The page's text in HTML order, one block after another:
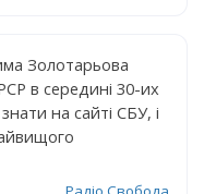
Золотарьова
в середині 30-их
на сайті СБУ, і